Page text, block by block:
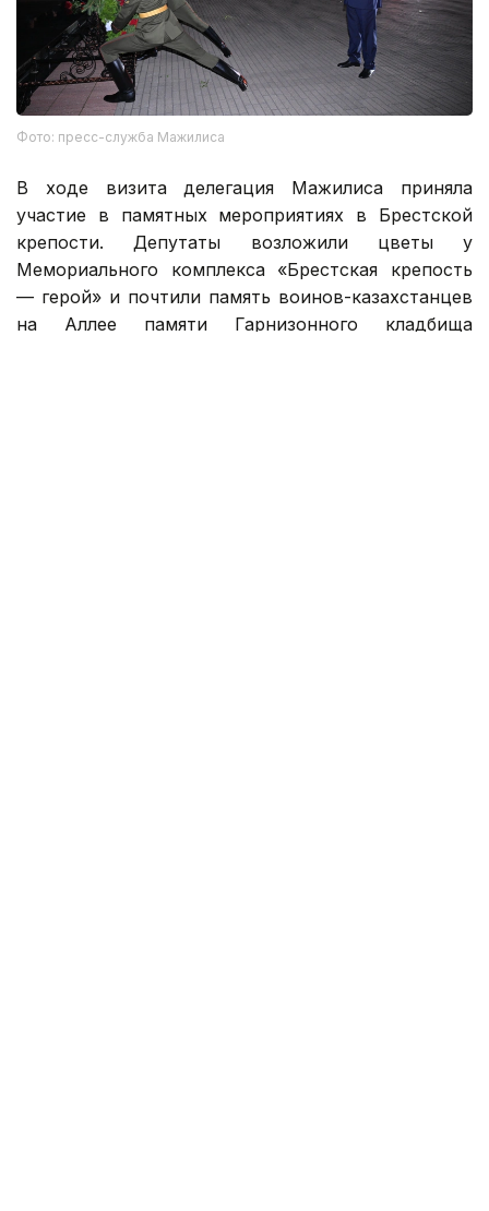
Фото: пресс-служба Мажилиса
В ходе визита делегация Мажилиса приняла
участие в памятных мероприятиях в Брестской
крепости. Депутаты возложили цветы у
Мемориального комплекса «Брестская крепость
— герой» и почтили память воинов-казахстанцев
на Аллее памяти Гарнизонного кладбища